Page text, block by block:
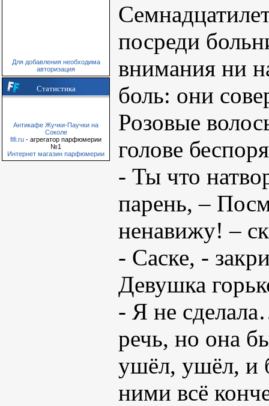
Для добавления необходима
авторизация
Статистика
Антикафе Жучки-Паучки на
Соколе
fifi.ru - агрегатор парфюмерии
№1
Интернет магазин парфюмерии
посреди
внимания ни
боль: они
Розовые
голове
- Ты что
парень, –
ненавижу! –
- Саске, -
Девушка
- Я не
речь, но она
ушёл, ушёл, и
ними всё